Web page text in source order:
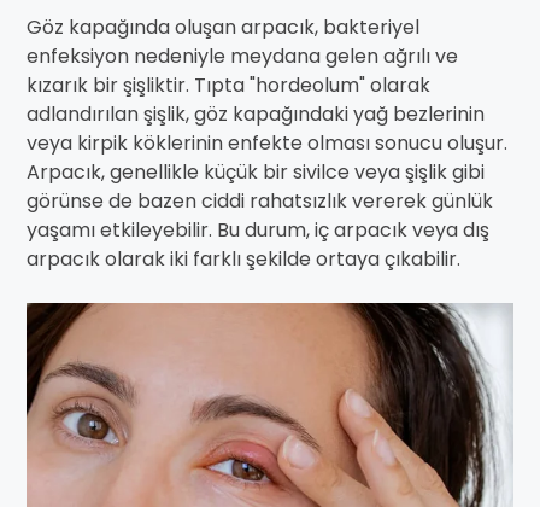
Göz kapağında oluşan arpacık, bakteriyel
enfeksiyon nedeniyle meydana gelen ağrılı ve
kızarık bir şişliktir. Tıpta "hordeolum" olarak
adlandırılan şişlik, göz kapağındaki yağ bezlerinin
veya kirpik köklerinin enfekte olması sonucu oluşur.
Arpacık, genellikle küçük bir sivilce veya şişlik gibi
görünse de bazen ciddi rahatsızlık vererek günlük
yaşamı etkileyebilir. Bu durum, iç arpacık veya dış
arpacık olarak iki farklı şekilde ortaya çıkabilir.